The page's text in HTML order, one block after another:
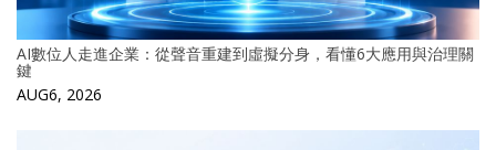
AI數位人走進企業：從聲音重建到虛擬分身，看懂6大應用與治理關
鍵
AUG6, 2026